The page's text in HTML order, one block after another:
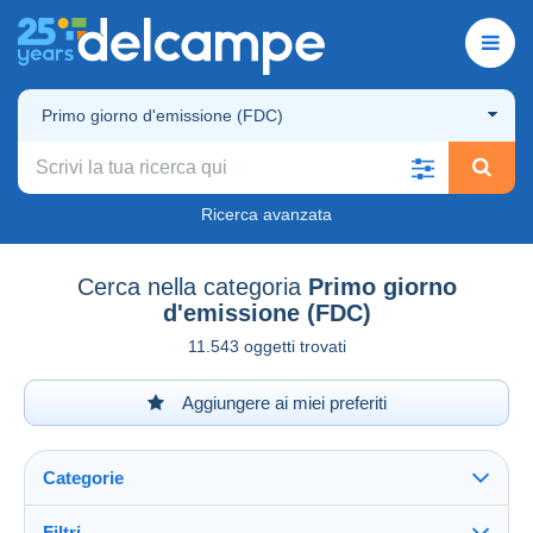
Primo giorno d'emissione (FDC)
Ricerca avanzata
Cerca nella categoria Primo giorno
d'emissione (FDC)
11.543 oggetti trovati
Aggiungere ai miei preferiti
Categorie